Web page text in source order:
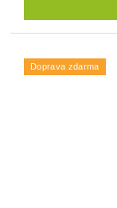
Doprava zdarma